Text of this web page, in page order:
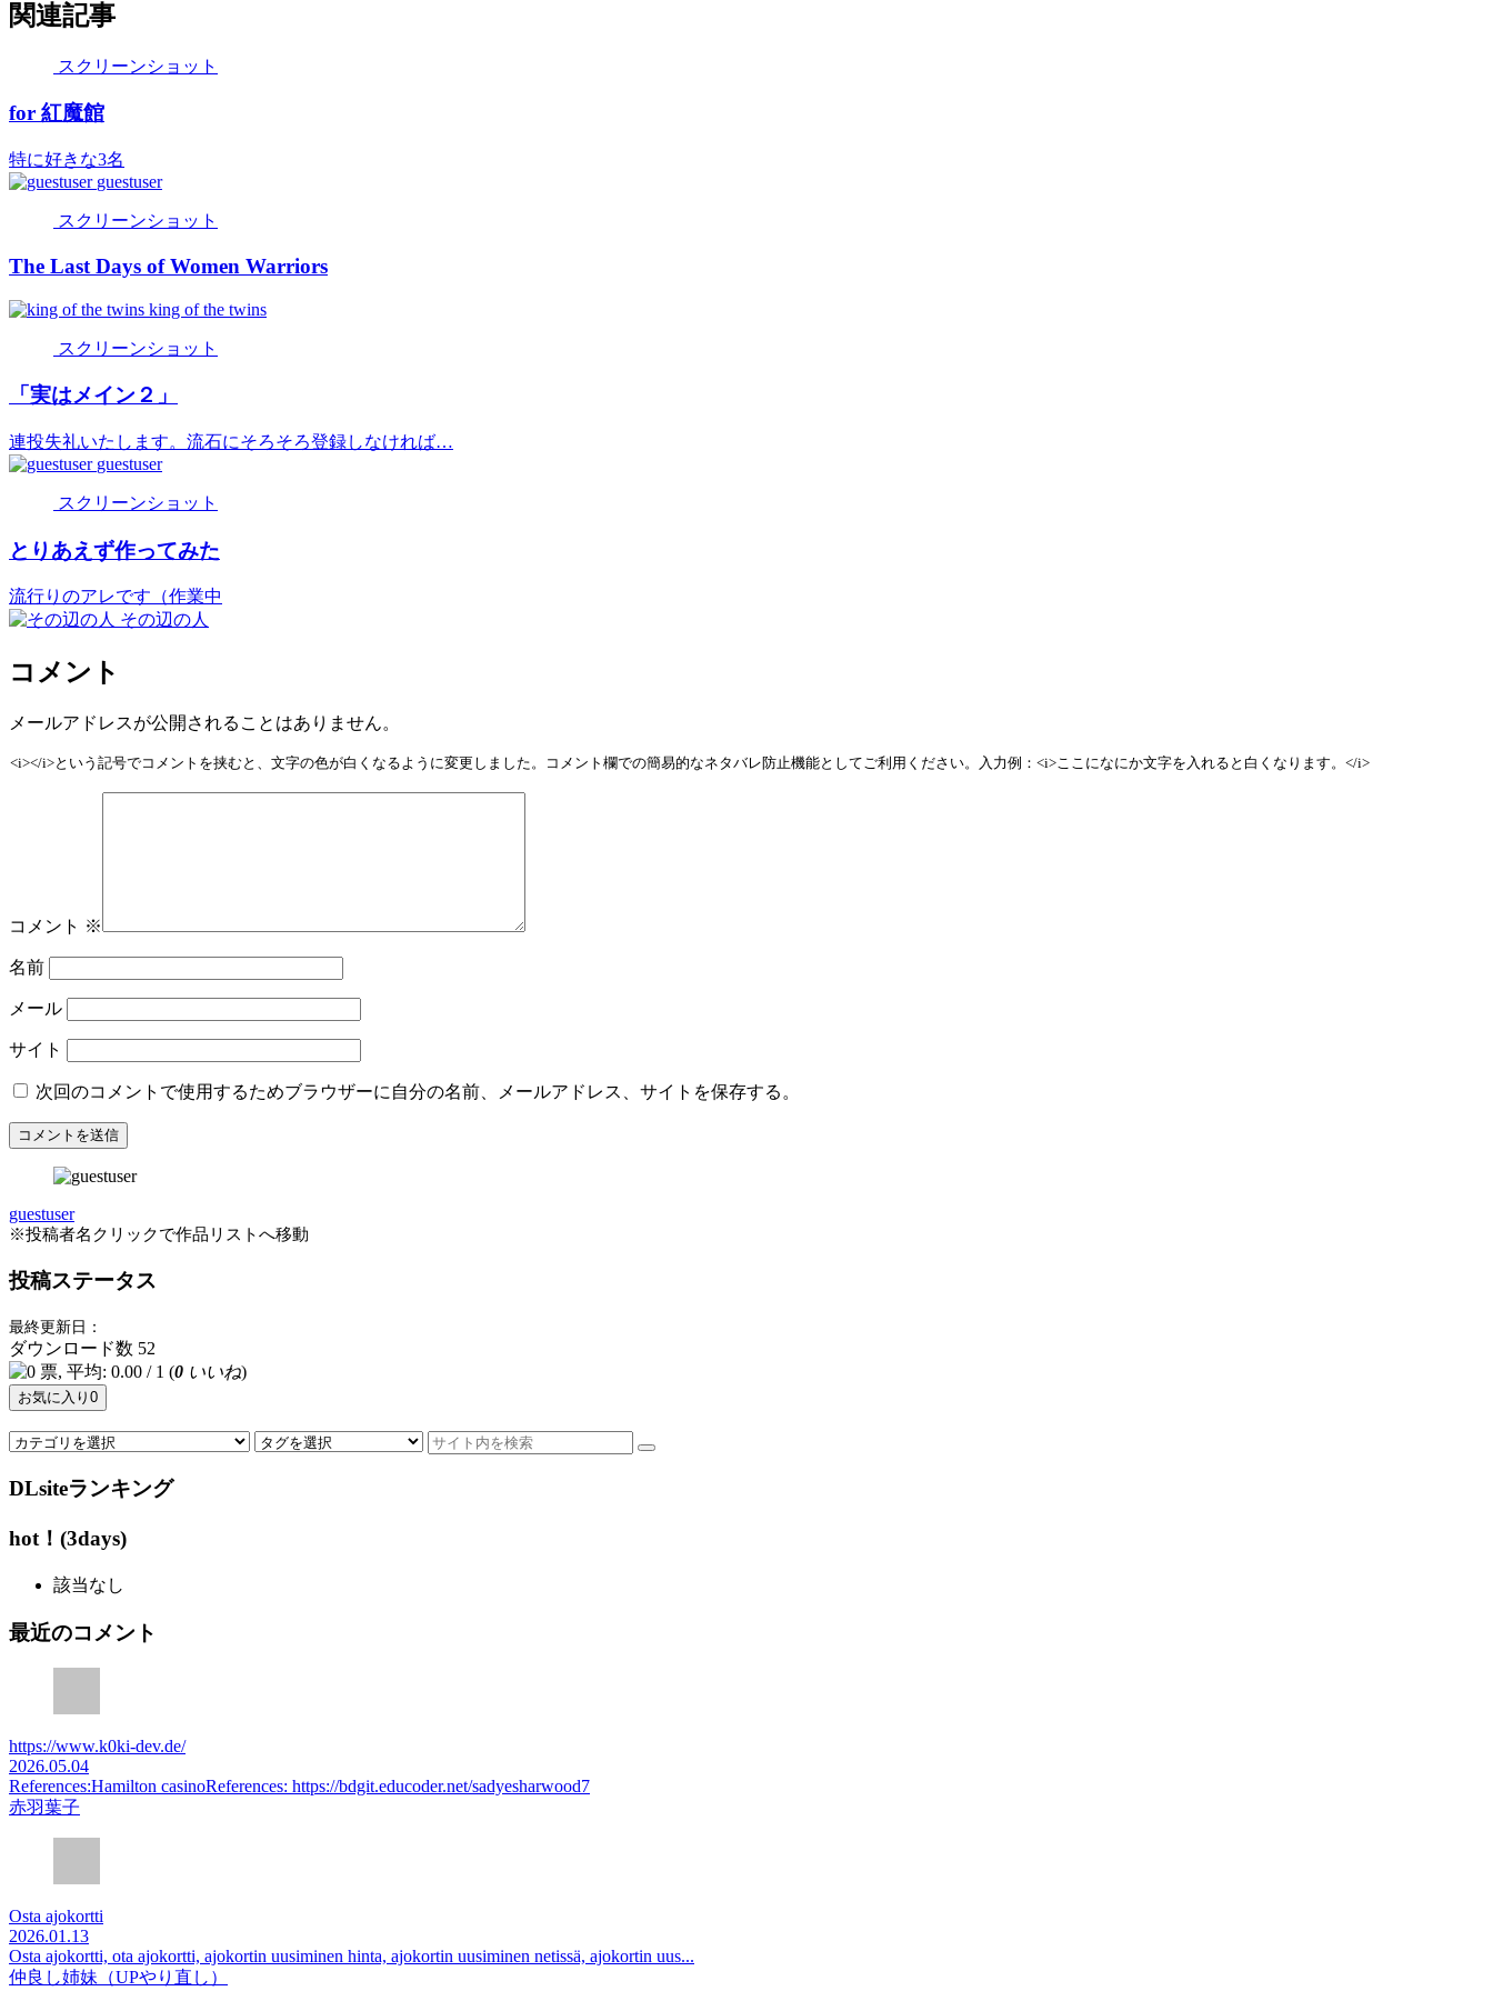
関連記事
スクリーンショット
for 紅魔館
特に好きな3名
guestuser
スクリーンショット
The Last Days of Women Warriors
king of the twins
スクリーンショット
「実はメイン２」
連投失礼いたします。流石にそろそろ登録しなければ…
guestuser
スクリーンショット
とりあえず作ってみた
流行りのアレです（作業中
その辺の人
コメント
メールアドレスが公開されることはありません。
<i></i>という記号でコメントを挟むと、文字の色が白くなるように変更しました。コメント欄での簡易的なネタバレ防止機能としてご利用ください。入力例：<i>ここになにか文字を入れると白くなります。</i>
コメント ※
名前
メール
サイト
次回のコメントで使用するためブラウザーに自分の名前、メールアドレス、サイトを保存する。
guestuser
※投稿者名クリックで作品リストへ移動
投稿ステータス
最終更新日：
ダウンロード数 52
(0 いいね)
お気に入り 0
DLsiteランキング
hot！(3days)
該当なし
最近のコメント
https://www.k0ki-dev.de/
2026.05.04
References:Hamilton casinoReferences: https://bdgit.educoder.net/sadyesharwood7
赤羽葉子
Osta ajokortti
2026.01.13
Osta ajokortti, ota ajokortti, ajokortin uusiminen hinta, ajokortin uusiminen netissä, ajokortin uus...
仲良し姉妹（UPやり直し）